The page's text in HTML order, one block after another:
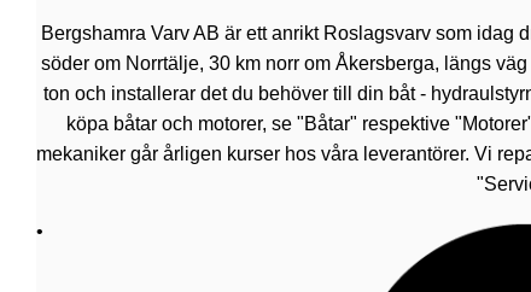
Bergshamra Varv AB är ett anrikt Roslagsvarv som idag
söder om Norrtälje, 30 km norr om Åkersberga, längs
ton och installerar det du behöver till din båt -
köpa båtar och motorer, se "Båtar" respektive
mekaniker går årligen kurser hos våra leverantörer. Vi